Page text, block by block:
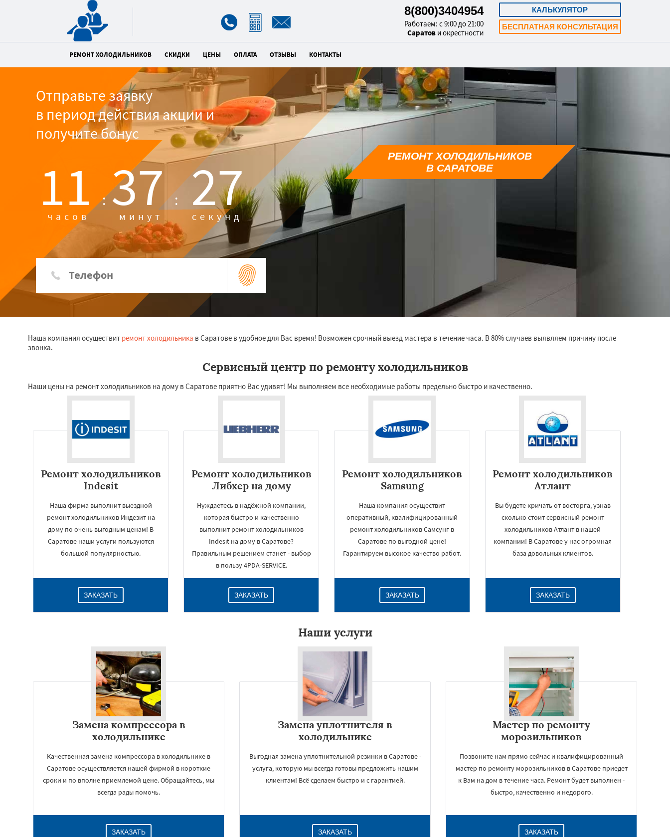
КАЛЬКУЛЯТОР
БЕСПЛАТНАЯ КОНСУЛЬТАЦИЯ
8(800)3404954
Работаем: с 9:00 до 21:00
Саратов и окрестности
РЕМОНТ ХОЛОДИЛЬНИКОВ СКИДКИ ЦЕНЫ ОПЛАТА ОТЗЫВЫ КОНТАКТЫ
Отправьте заявку
в период действия акции и
получите бонус
11 :
часов 37 :
минут 26
секунд
РЕМОНТ ХОЛОДИЛЬНИКОВ
В САРАТОВЕ
Наша компания осуществит ремонт холодильника в Саратове в удобное для Вас время! Возможен срочный выезд мастера в течение часа. В 80% случаев выявляем причину после
звонка.
Сервисный центр по ремонту холодильников
Наши цены на ремонт холодильников на дому в Саратове приятно Вас удивят! Мы выполняем все необходимые работы предельно быстро и качественно.
Ремонт холодильников
Indesit
Наша фирма выполнит выездной
ремонт холодильников Индезит на
дому по очень выгодным ценам! В
Саратове наши услуги пользуются
большой популярностью.
ЗАКАЗАТЬ
Ремонт холодильников
Либхер на дому
Нуждаетесь в надёжной компании,
которая быстро и качественно
выполнит ремонт холодильников
Indesit на дому в Саратове?
Правильным решением станет - выбор
в пользу 4PDA-SERVICE.
ЗАКАЗАТЬ
Ремонт холодильников
Samsung
Наша компания осуществит
оперативный, квалифицированный
ремонт холодильников Самсунг в
Саратове по выгодной цене!
Гарантируем высокое качество работ.
ЗАКАЗАТЬ
Ремонт холодильников
Атлант
Вы будете кричать от восторга, узнав
сколько стоит сервисный ремонт
холодильников Атлант в нашей
компании! В Саратове у нас огромная
база довольных клиентов.
ЗАКАЗАТЬ
Наши услуги
Замена компрессора в
холодильнике
Качественная замена компрессора в холодильнике в
Саратове осуществляется нашей фирмой в короткие
сроки и по вполне приемлемой цене. Обращайтесь, мы
всегда рады помочь.
ЗАКАЗАТЬ
Замена уплотнителя в
холодильнике
Выгодная замена уплотнительной резинки в Саратове -
услуга, которую мы всегда готовы предложить нашим
клиентам! Всё сделаем быстро и с гарантией.
ЗАКАЗАТЬ
Мастер по ремонту
морозильников
Позвоните нам прямо сейчас и квалифицированный
мастер по ремонту морозильников в Саратове приедет
к Вам на дом в течение часа. Ремонт будет выполнен -
быстро, качественно и недорого.
ЗАКАЗАТЬ